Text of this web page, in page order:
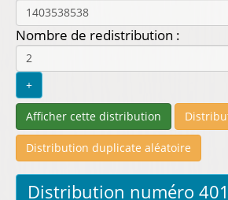
Nombre de redistribution :